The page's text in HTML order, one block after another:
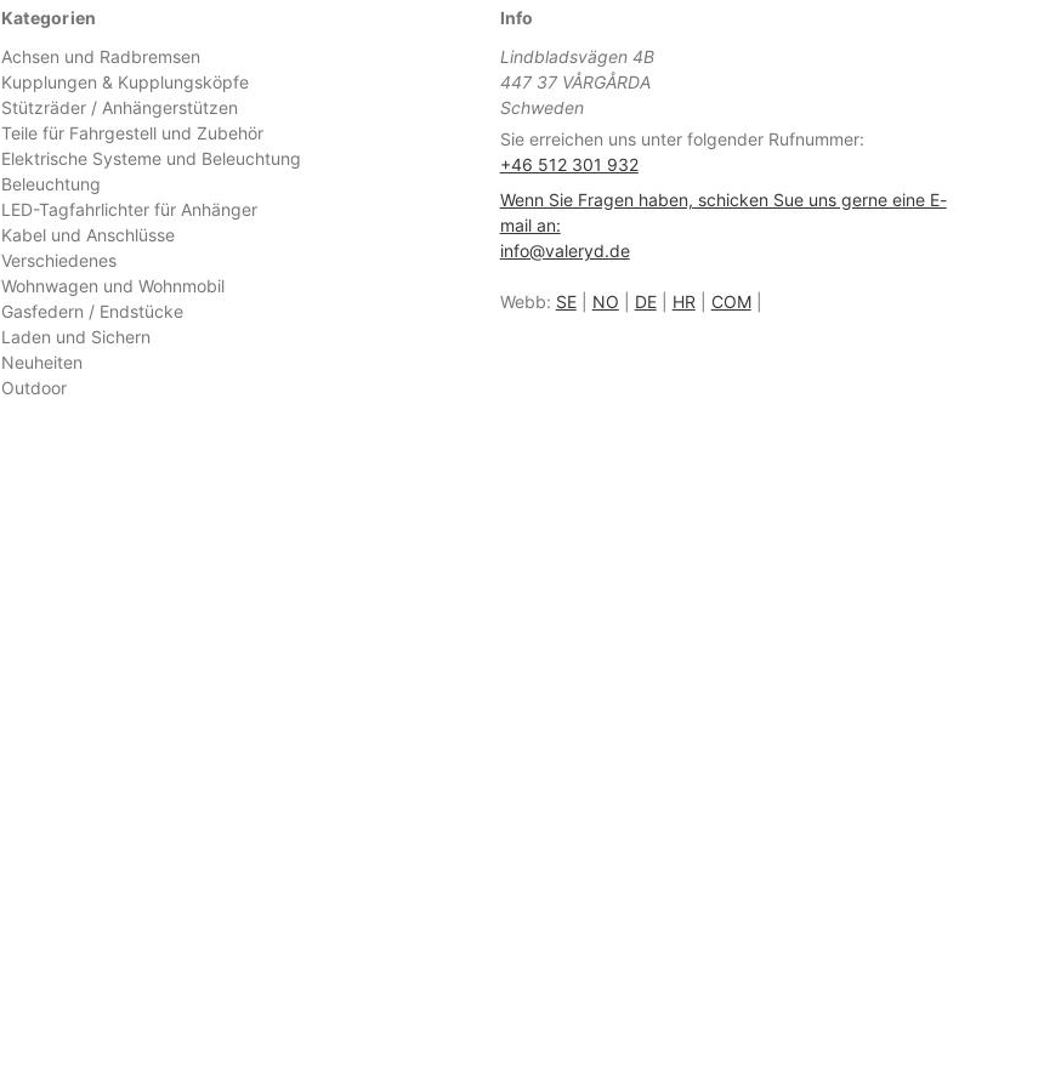
Kategorien
Achsen und Radbremsen
Kupplungen & Kupplungsköpfe
Stützräder / Anhängerstützen
Teile für Fahrgestell und Zubehör
Elektrische Systeme und Beleuchtung
Beleuchtung
LED-Tagfahrlichter für Anhänger
Kabel und Anschlüsse
Verschiedenes
Wohnwagen und Wohnmobil
Gasfedern / Endstücke
Laden und Sichern
Neuheiten
Outdoor
Info
Lindbladsvägen 4B
447 37 VÅRGÅRDA
Schweden
Sie erreichen uns unter folgender Rufnummer:
+46 512 301 932
Wenn Sie Fragen haben, schicken Sue uns gerne eine E-
mail an:
info@valeryd.de
Webb: SE| NO DE| HR COM|